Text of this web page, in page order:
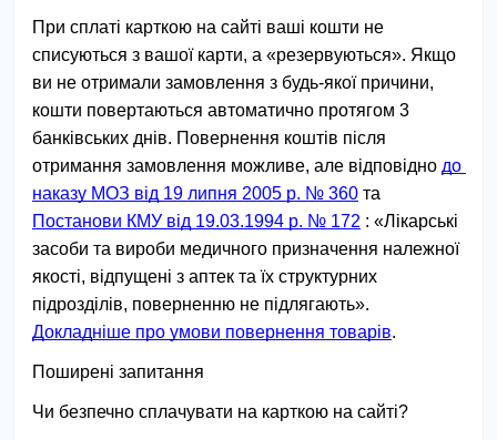
При сплаті карткою на сайті ваші кошти не
списуються з вашої карти, а «резервуються». Якщо
ви не отримали замовлення з будь-якої причини,
кошти повертаються автоматично протягом 3
банківських днів. Повернення коштів після
отримання замовлення можливе, але відповідно до
наказу МОЗ від 19 липня 2005 р. № 360
Постанови КМУ від 19.03.1994 р. № 172 : «Лікарські
засоби та вироби медичного призначення належної
якості, відпущені з аптек та їх структурних
Докладніше про умови повернення товарів.
Поширені запитання
Чи безпечно сплачувати на карткою на сайті?